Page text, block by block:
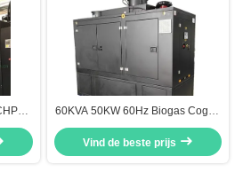
60KVA 50KW 60Hz Biogas Cogen
WKK (Warmtekrachtkoppeling)
WKK-systemen voor Duurzame
Energiecentrale
Vind de beste prijs